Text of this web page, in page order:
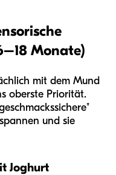
Monate)
mit dem Mund
oberste Priorität.
und sie
Joghurt